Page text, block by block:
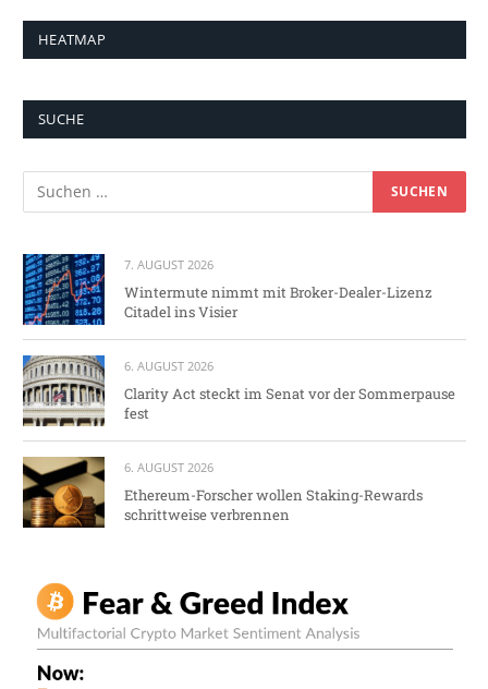
HEATMAP
SUCHE
7. AUGUST 2026
Wintermute nimmt mit Broker-Dealer-Lizenz
Citadel ins Visier
6. AUGUST 2026
Clarity Act steckt im Senat vor der Sommerpause
fest
6. AUGUST 2026
Ethereum-Forscher wollen Staking-Rewards
schrittweise verbrennen